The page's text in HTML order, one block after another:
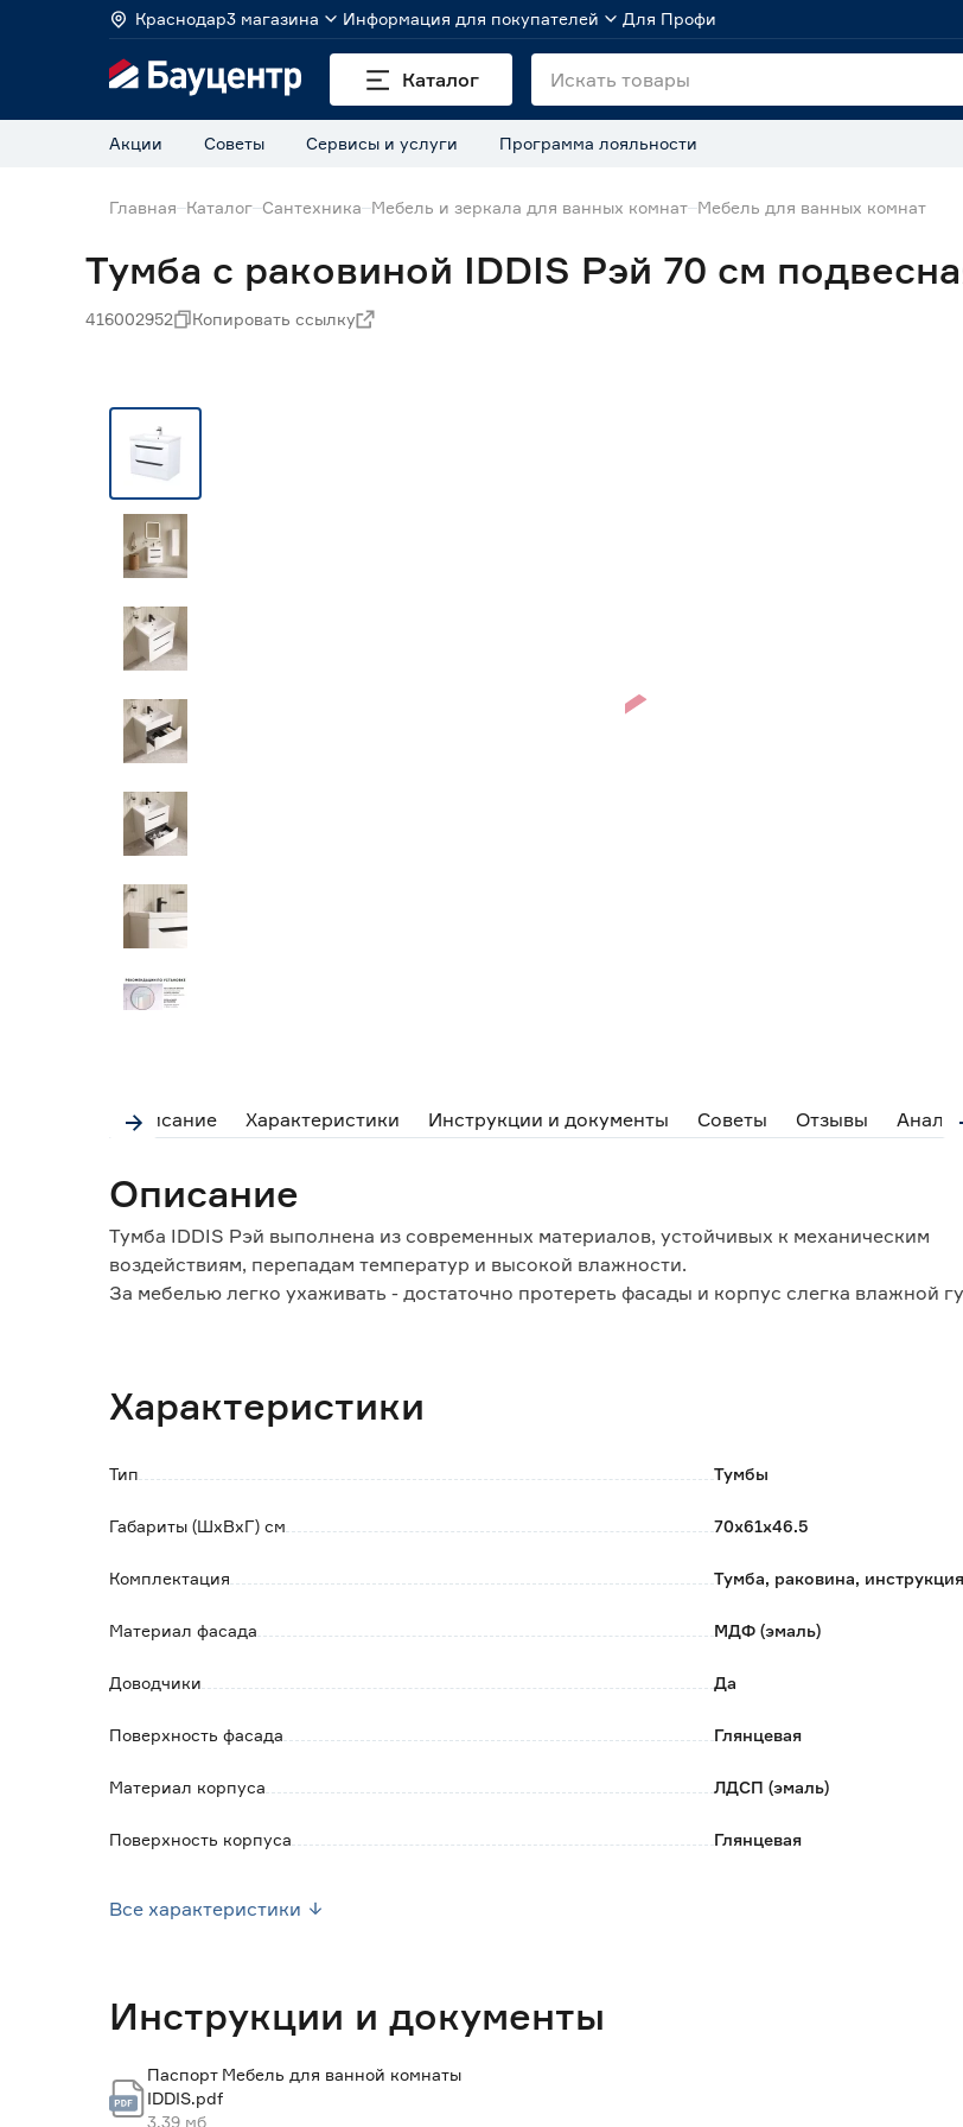
Краснодар3 магазина Информация для покупателей Для Профи
Каталог
Акции Советы Сервисы и услуги Программа лояльности
Главная Каталог Сантехника Мебель и зеркала для ванных комнат Мебель для ванных комнат
Тумба с раковиной IDDIS Рэй 70 cм
416002952 Копировать ссылку
Описание Характеристики Инструкции и документы Советы Отзывы
Описание
Тумба IDDIS Рэй выполнена из современных материалов, устойчивых к механическим
воздействиям, перепадам температур и высокой влажности.
За мебелью легко ухаживать - достаточно протереть фасады и корпус слегка влажной
встроенными доводчиками с системой плавного закрывания.
декоративным хромированным кольцом, подходит для различных типов смесителей.
Обратите внимание:
Сифон и смеситель в комплект не входят.
Характеристики
Тип Тумбы
Габариты (ШхВхГ) см 70x61x46.5
Комплектация Тумба, раковина, инструкция
Материал фасада МДФ (эмаль)
Доводчики Да
Поверхность фасада Глянцевая
Материал корпуса ЛДСП (эмаль)
Поверхность корпуса Глянцевая
Высота (см)
Все характеристики
Инструкции и документы
Паспорт Мебель для ванной комнаты
IDDIS.pdf
3.39 мб